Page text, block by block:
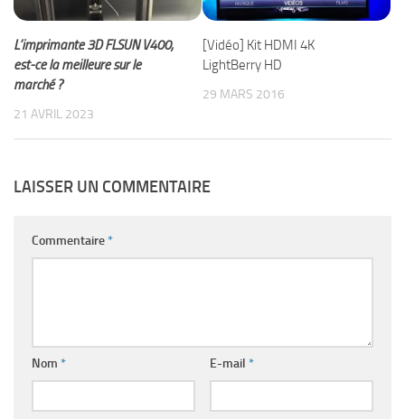
L’imprimante 3D FLSUN V400,
est-ce la meilleure sur le
marché ?
21 AVRIL 2023
[Vidéo] Kit HDMI 4K
LightBerry HD
29 MARS 2016
LAISSER UN COMMENTAIRE
Commentaire*
Nom * E-mail *